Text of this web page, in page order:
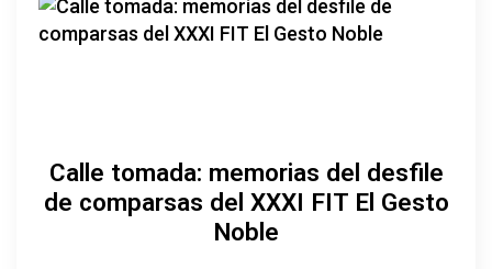
Calle tomada: memorias del desfile
de comparsas del XXXI FIT El Gesto
Noble